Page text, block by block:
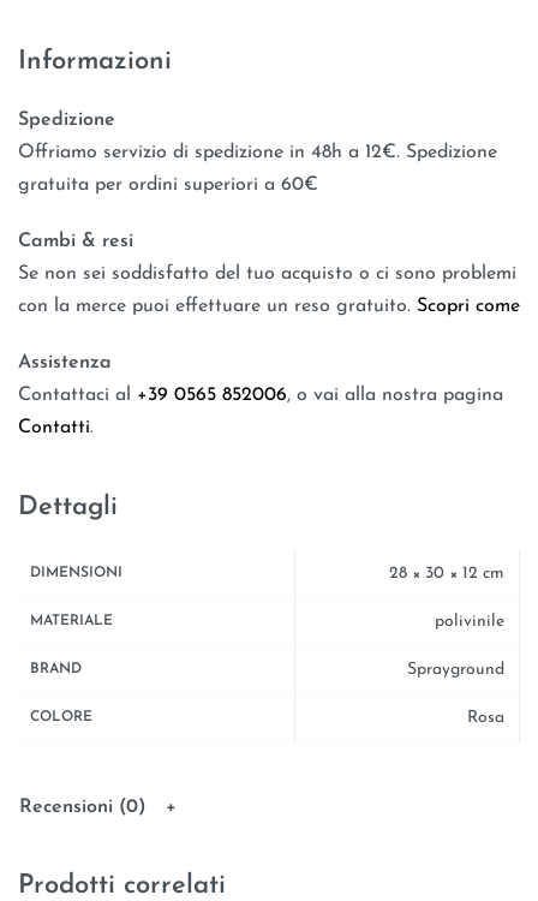
Informazioni
Spedizione
Offriamo servizio di spedizione in 48h a 12€. Spedizione
gratuita per ordini superiori a 60€
Cambi & resi
Se non sei soddisfatto del tuo acquisto o ci sono problemi
con la merce puoi effettuare un reso gratuito. Scopri come
Assistenza
Contattaci al +39 0565 852006, o vai alla nostra pagina
Contatti.
Dettagli
DIMENSIONI 28 × 30 × 12 cm
MATERIALE polivinile
BRAND Sprayground
COLORE Rosa
Recensioni (0)
Prodotti correlati